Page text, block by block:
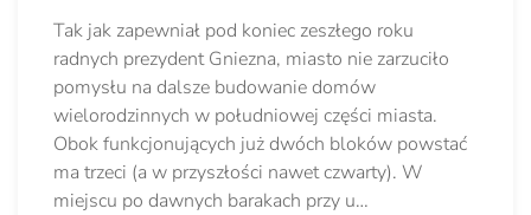
Tak jak zapewniał pod koniec zeszłego roku
radnych prezydent Gniezna, miasto nie zarzuciło
pomysłu na dalsze budowanie domów
wielorodzinnych w południowej części miasta.
Obok funkcjonujących już dwóch bloków powstać
ma trzeci (a w przyszłości nawet czwarty). W
miejscu po dawnych barakach przy u…